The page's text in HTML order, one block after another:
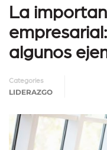
La
algunos
Categories
LIDERAZGO